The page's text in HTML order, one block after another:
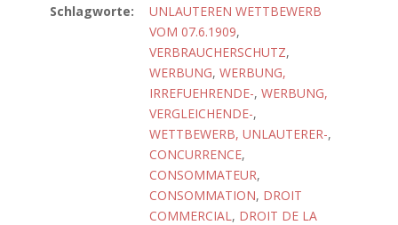
Schlagworte:
UNLAUTEREN WETTBEWERB
VOM 07.6.1909,
VERBRAUCHERSCHUTZ,
WERBUNG, WERBUNG,
IRREFUEHRENDE-, WERBUNG,
VERGLEICHENDE-,
WETTBEWERB, UNLAUTERER-,
CONCURRENCE,
CONSOMMATEUR,
CONSOMMATION, DROIT
COMMERCIAL, DROIT DE LA